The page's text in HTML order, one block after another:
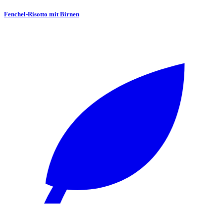
Fenchel-Risotto mit Birnen